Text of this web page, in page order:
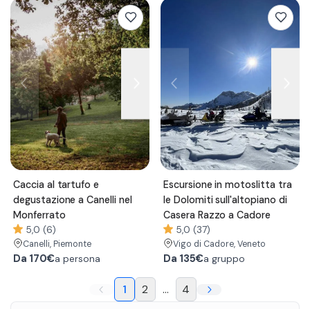
Caccia al tartufo e
degustazione a Canelli nel
Monferrato
5,0 (6)
Canelli, Piemonte
Da 170€a persona
Escursione in motoslitta tra
le Dolomiti sull'altopiano di
Casera Razzo a Cadore
5,0 (37)
Vigo di Cadore, Veneto
Da 135€a gruppo
1 2 ... 4